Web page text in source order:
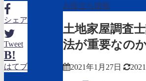
シェア
Tweet
B!
はてブ
お役立ち情報
土地家屋調査
法が重要なの
2021年1月27日